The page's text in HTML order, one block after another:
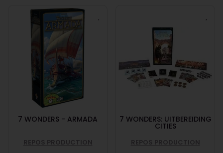
7 WONDERS - ARMADA
REPOS PRODUCTION
7 WONDERS: UITBEREIDING
CITIES
REPOS PRODUCTION